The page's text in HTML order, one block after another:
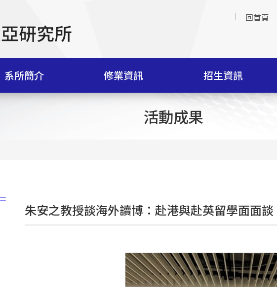
回首頁
系所簡介 修業資訊 招生資訊
活動成果
:::
朱安之教授談海外讀博：赴港與赴英留學面面談